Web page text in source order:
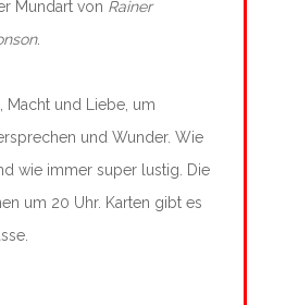
Mundart von Rainer
.
Macht und Liebe, um
und Wunder. Wie
wie immer super lustig. Die
um 20 Uhr. Karten gibt es